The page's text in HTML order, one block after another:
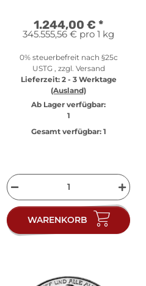
1.244,00 € *
345.555,56 € pro 1 kg
0% steuerbefreit nach §25c
USTG , zzgl. Versand
Lieferzeit: 2 - 3 Werktage
(Ausland)
Ab Lager verfügbar:
1
Gesamt verfügbar:1
WARENKORB